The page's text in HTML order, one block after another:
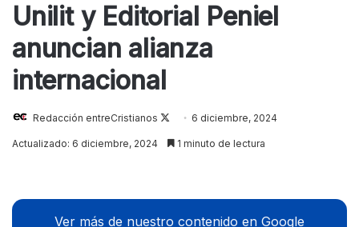
Unilit y Editorial Peniel
anuncian alianza
internacional
Redacción entreCristianos
Follow
on
6 diciembre, 2024
Actualizado: 6 diciembre, 2024 1 minuto de lectura
Ver más de nuestro contenido en Google